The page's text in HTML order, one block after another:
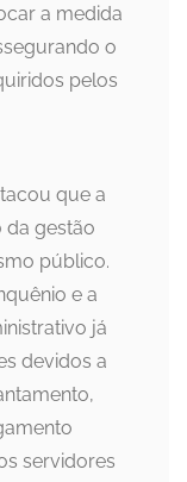
a medida
o
pelos
que a
da gestão
público.
e a
já
devidos a
servidores